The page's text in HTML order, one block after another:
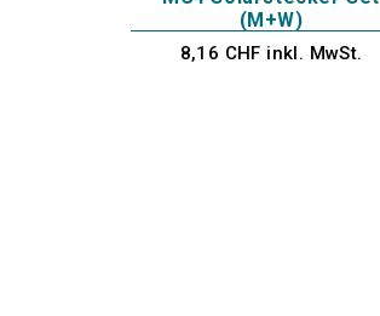
(M+W)
8,16 CHF inkl. MwSt.